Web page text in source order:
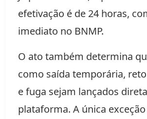
efetivação é de 24 horas,
imediato no BNMP.
O ato também determina
como saída temporária,
e fuga sejam lançados
plataforma. A única